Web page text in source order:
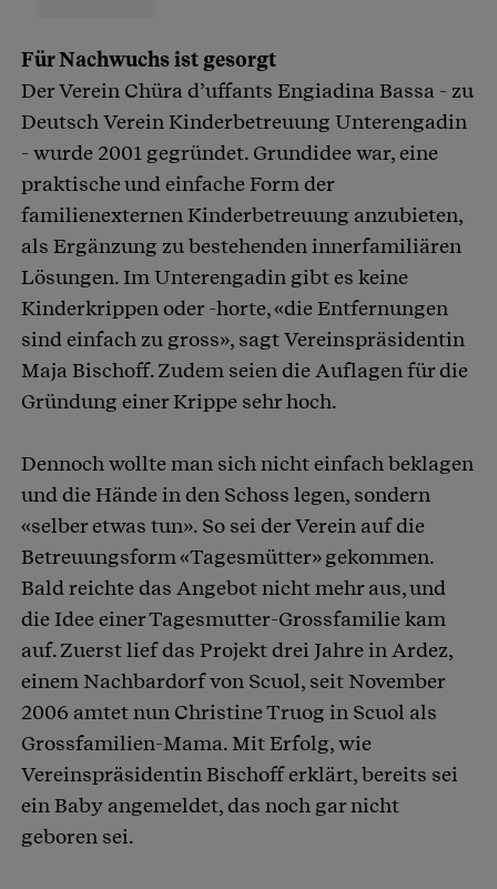
Für Nachwuchs ist gesorgt
Der Verein Chüra d’uffants Engiadina Bassa - zu
Deutsch Verein Kinderbetreuung Unterengadin
- wurde 2001 gegründet. Grundidee war, eine
praktische und einfache Form der
familienexternen Kinderbetreuung anzubieten,
als Ergänzung zu bestehenden innerfamiliären
Lösungen. Im Unterengadin gibt es keine
Kinderkrippen oder -horte, «die Entfernungen
sind einfach zu gross», sagt Vereinspräsidentin
Maja Bischoff. Zudem seien die Auflagen für die
Gründung einer Krippe sehr hoch.
Dennoch wollte man sich nicht einfach beklagen
und die Hände in den Schoss legen, sondern
«selber etwas tun». So sei der Verein auf die
Betreuungsform «Tagesmütter» gekommen.
Bald reichte das Angebot nicht mehr aus, und
die Idee einer Tagesmutter-Grossfamilie kam
auf. Zuerst lief das Projekt drei Jahre in Ardez,
einem Nachbardorf von Scuol, seit November
2006 amtet nun Christine Truog in Scuol als
Grossfamilien-Mama. Mit Erfolg, wie
Vereinspräsidentin Bischoff erklärt, bereits sei
ein Baby angemeldet, das noch gar nicht
geboren sei.